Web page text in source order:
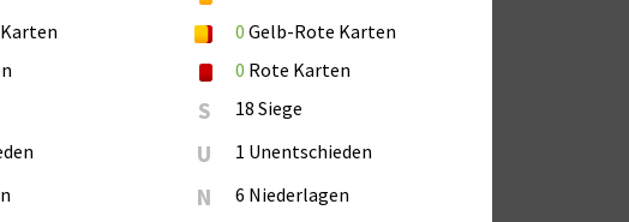
0 Gelb-Rote Karten
0 Rote Karten
S 18 Siege
U 1 Unentschieden
N 6 Niederlagen